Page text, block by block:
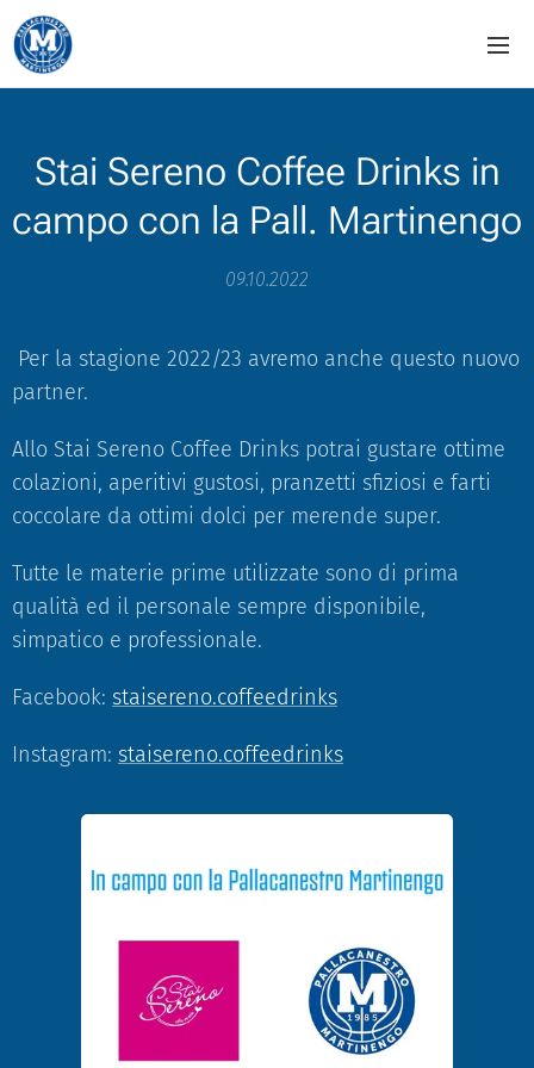
Stai Sereno Coffee Drinks in
campo con la Pall. Martinengo
09.10.2022
Per la stagione 2022/23 avremo anche questo nuovo
partner.
Allo Stai Sereno Coffee Drinks potrai gustare ottime
colazioni, aperitivi gustosi, pranzetti sfiziosi e farti
coccolare da ottimi dolci per merende super.
Tutte le materie prime utilizzate sono di prima
qualità ed il personale sempre disponibile,
simpatico e professionale.
Facebook: staisereno.coffeedrinks
Instagram: staisereno.coffeedrinks